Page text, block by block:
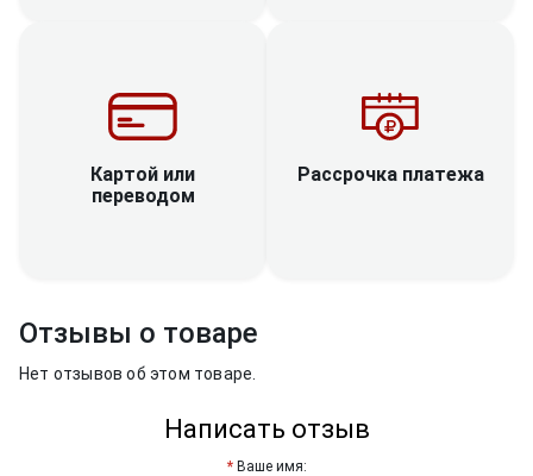
Картой или
переводом
Рассрочка платежа
Отзывы о товаре
Нет отзывов об этом товаре.
Написать отзыв
Ваше имя: